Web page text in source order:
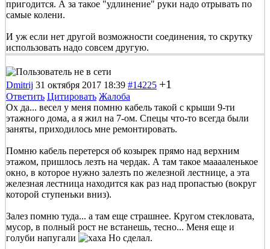
пригодится. А за такое "удлинение" руки надо отрывать по
самые колени.
И уж если нет другой возможности соединения, то скрутку
использовать надо совсем другую.
Dmitrij 31 октября 2017 18:39 #14225 +1
Ответить Цитировать Жалоба
Ох да... весел у меня помню кабель такой с крыши 9-ти
этажного дома, а я жил на 7-ом. Спецы что-то всегда были
заняты, приходилось мне ремонтировать.
Помню кабель перетерся об козырек прямо над верхним
этажом, пришлось лезть на чердак. А там такое мааааленькое
окно, в которое нужно залезть по железной лестнице, а эта
железная лестница находится как раз над пропастью (вокруг
которой ступеньки вниз).
Залез помню туда... а там еще страшнее. Кругом стекловата,
мусор, в полный рост не встанешь, тесно... Меня еще и
голуби напугали
Но сделал.